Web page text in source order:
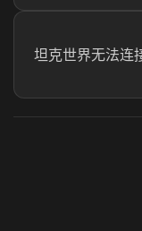
坦克世界无法连